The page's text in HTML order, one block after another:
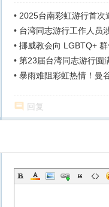
• 2025台南彩虹游行首次
• 台湾同志游行工作人员
• 挪威教会向 LGBTQ+
和痛苦”
• 第23届台湾同志游行圆
• 暴雨难阻彩虹热情！曼
回复